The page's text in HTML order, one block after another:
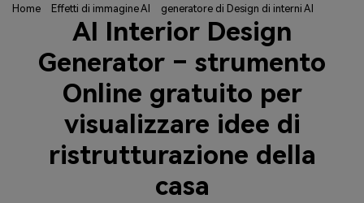
Home Effetti di immagine AI generatore di Design di interni AI
AI Interior Design
Generator – strumento
Online gratuito per
visualizzare idee di
ristrutturazione della
casa